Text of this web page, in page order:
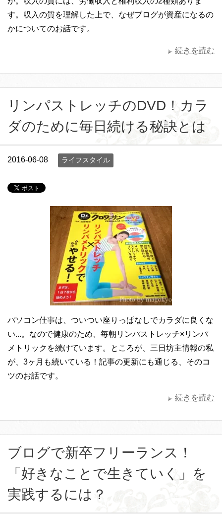
す。収入の質を理解した上で、なぜブログが資産になるの
かについてのお話です。
続きを読む
リンパストレッチのDVD！カラ
ダのために毎日続ける秘訣とは
2016-06-08 ライフスタイル
パソコン仕事は、ついつい座りっぱなしでカラダに良くな
い...。なので健康のため、毎朝リンパストレッチ×リンパ
メトリックを続けています。ところが、三日坊主情報の私
が、3ヶ月も続いている！記事の更新にも通じる、そのコ
ツのお話です。
続きを読む
ブログで新卒フリーランス！
「好きなことで生きていく」を
実践するには？